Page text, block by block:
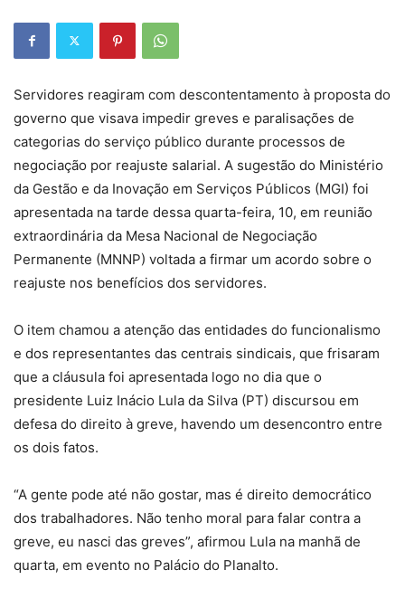
Servidores reagiram com descontentamento à proposta do
governo que visava impedir greves e paralisações de
categorias do serviço público durante processos de
negociação por reajuste salarial. A sugestão do Ministério
da Gestão e da Inovação em Serviços Públicos (MGI) foi
apresentada na tarde dessa quarta-feira, 10, em reunião
extraordinária da Mesa Nacional de Negociação
Permanente (MNNP) voltada a firmar um acordo sobre o
reajuste nos benefícios dos servidores.
O item chamou a atenção das entidades do funcionalismo
e dos representantes das centrais sindicais, que frisaram
que a cláusula foi apresentada logo no dia que o
presidente Luiz Inácio Lula da Silva (PT) discursou em
defesa do direito à greve, havendo um desencontro entre
os dois fatos.
“A gente pode até não gostar, mas é direito democrático
dos trabalhadores. Não tenho moral para falar contra a
greve, eu nasci das greves”, afirmou Lula na manhã de
quarta, em evento no Palácio do Planalto.